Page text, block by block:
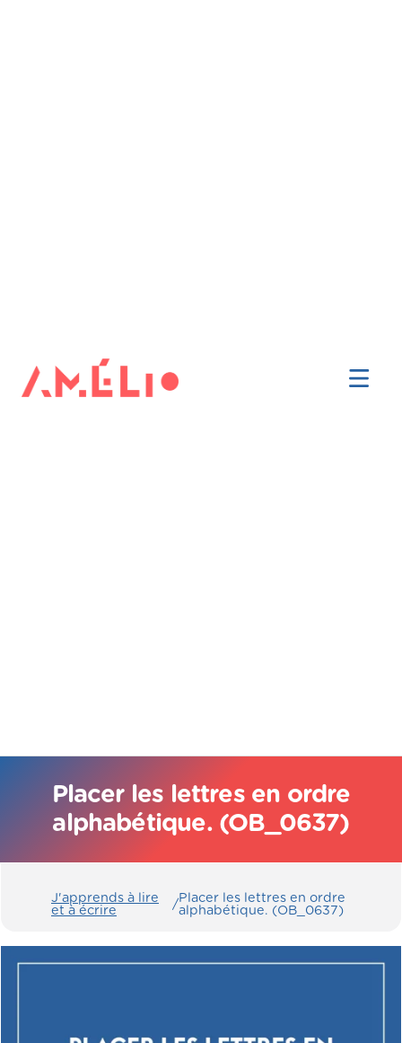
Placer les lettres en ordre
alphabétique. (OB_0637)
J'apprends à lire
et à écrire
/Placer les lettres en ordre
alphabétique. (OB_0637)